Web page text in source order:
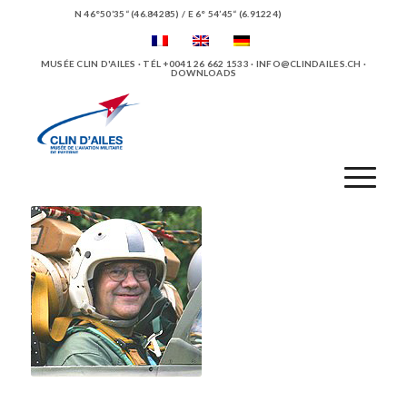
N 46°50’35“ (46.84285) / E 6° 54’45“ (6.91224)
MUSÉE CLIN D'AILES · TÉL +0041 26 662 1533 · INFO@CLINDAILES.CH ·
DOWNLOADS